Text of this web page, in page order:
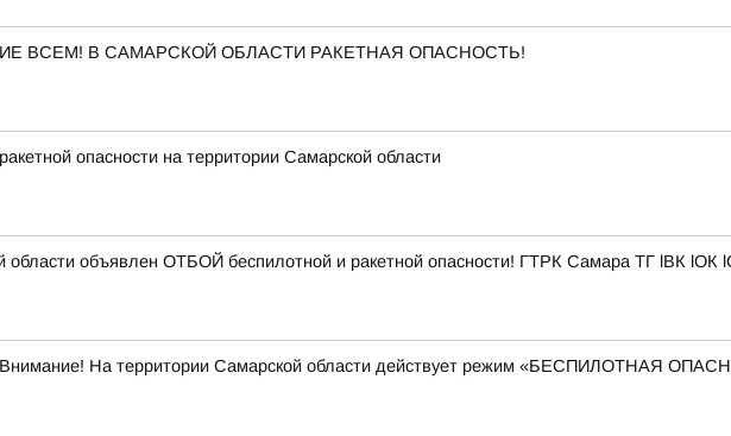
ВСЕМ! В САМАРСКОЙ ОБЛАСТИ РАКЕТНАЯ ОПАСНОСТЬ!
опасности на территории Самарской области
области объявлен ОТБОЙ беспилотной и ракетной опасности! ГТРК Самара ТГ lВК lОК
На территории Самарской области действует режим «БЕСПИЛОТНАЯ